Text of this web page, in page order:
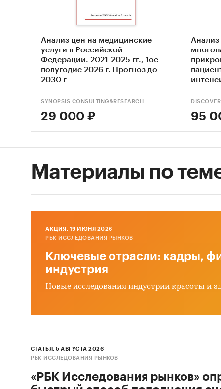
в
Метод
таким
Анализ цен на медицинские
услуги в Российской
Федерации. 2021-2025 гг., 1ое
полугодие 2026 г. Прогноз до
2030 г
SYNOPSIS CONSULTING&RESEARCH
29 000 ₽ 95
Материалы по
AКЦИЯ, 19 ИЮНЯ 2026
РБК ИССЛЕДОВАНИЯ РЫНКОВ
Ключевые отрасли: кадры,
индустрия
Новые исследования индустрии красоты и
СТАТЬЯ, 5 АВГУСТА 2026
РБК ИССЛЕДОВАНИЯ РЫНКОВ
«РБК Исследования рынков»